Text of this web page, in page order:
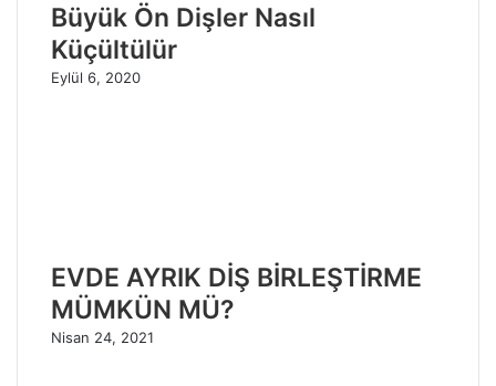
Büyük Ön Dişler Nasıl
Küçültülür
Eylül 6, 2020
EVDE AYRIK DİŞ BİRLEŞTİRME
MÜMKÜN MÜ?
Nisan 24, 2021